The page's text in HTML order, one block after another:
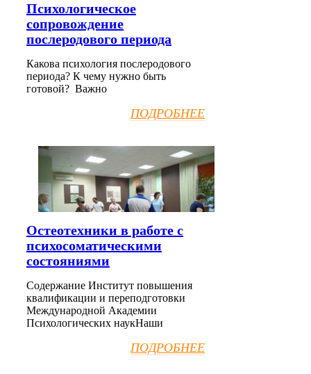
Психологическое
сопровождение
послеродового периода
Какова психология послеродового
периода? К чему нужно быть
готовой? Важно
ПОДРОБНЕЕ
Остеотехники в работе с
психосоматическими
состояниями
Содержание Институт повышения
квалификации и переподготовки
Международной Академии
Психологических наукНаши
ПОДРОБНЕЕ